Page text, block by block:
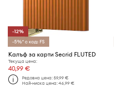
-12%
-5%* с код: FS
Калъф за карти Secrid FLUTED
Текуща цена:
40,99 €
Редовна цена:59,99 €
Най-ниска цена:46,99 €